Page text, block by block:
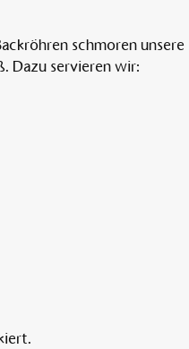
schmoren unsere
Dazu servieren wir: